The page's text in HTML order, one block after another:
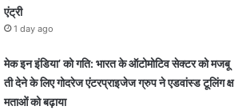
एंट्री
1 day ago
मेक इन इंडिया’ को गति: भारत के ऑटोमोटिव सेक्टर को मजबू
ती देने के लिए गोदरेज एंटरप्राइजेज ग्रुप ने एडवांस्ड टूलिंग क्ष
मताओं को बढ़ाया